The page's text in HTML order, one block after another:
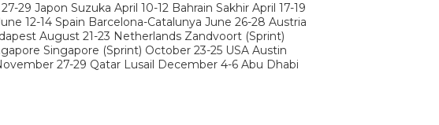
29 Japon Suzuka April 10-12 Bahrain Sakhir April 17-19
12-14 Spain Barcelona-Catalunya June 26-28 Austria
August 21-23 Netherlands Zandvoort (Sprint)
Singapore (Sprint) October 23-25 USA Austin
27-29 Qatar Lusail December 4-6 Abu Dhabi